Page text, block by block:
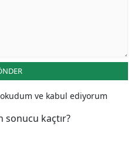
okudum ve kabul ediyorum
sonucu kaçtır?